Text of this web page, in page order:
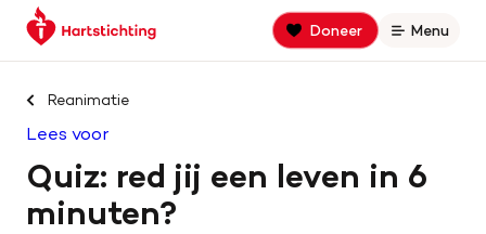
Spring
naar
Spring
naar
navigatie
Keer
terug
de
homepage
Doneer
Open
Menu
Zoek binnen hartstichting.nl
Zoeken
Home
Reanimatie
Lees voor
Quiz: red jij een leven in 6
minuten?